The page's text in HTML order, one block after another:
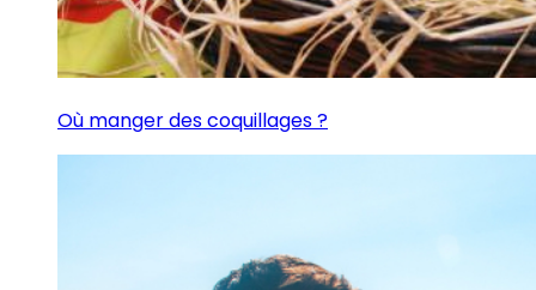
Où manger des coquillages ?